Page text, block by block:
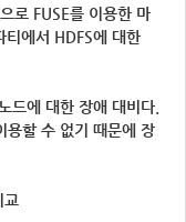
로 FUSE를 이용한 마
티에서 HDFS에 대한
드에 대한 장애 대비다.
용할 수 없기 때문에 장
교